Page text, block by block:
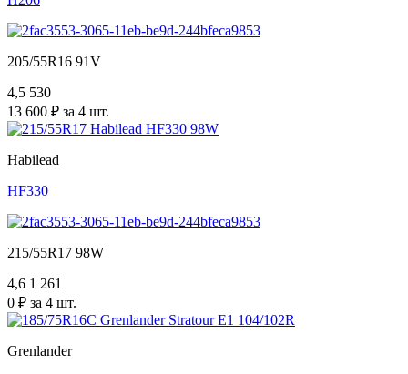
205/55R16 91V
4,5 530
13 600 ₽ за 4 шт.
Habilead
HF330
215/55R17 98W
4,6 1 261
0 ₽ за 4 шт.
Grenlander